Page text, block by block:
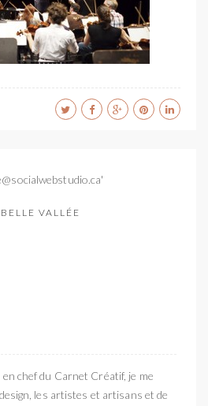
VALLÉE
chef du Carnet Créatif, je me
les artistes et artisans et de